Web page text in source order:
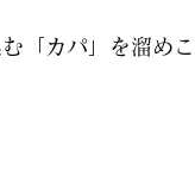
「カパ」を溜め